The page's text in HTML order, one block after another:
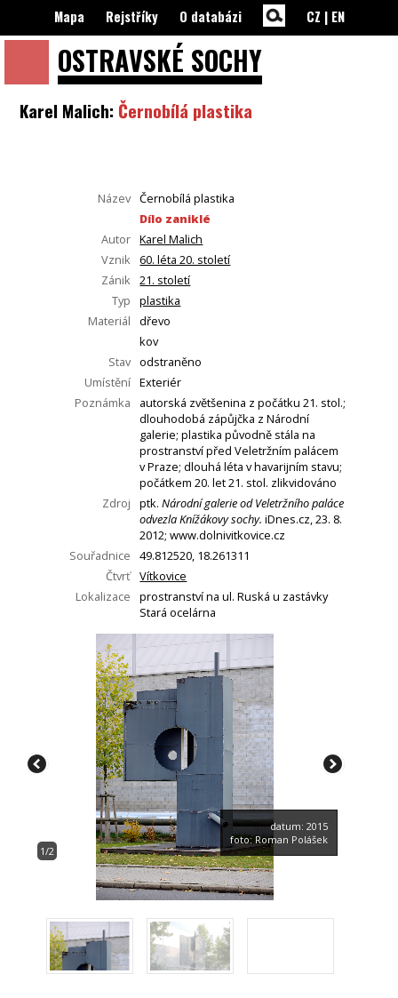
OSTRAVSKÉ SOCHY
Mapa Rejstříky O databázi CZ | EN
Karel Malich: Černobílá plastika
Název Černobílá plastika
Dílo zaniklé
Autor Karel Malich
Vznik
60. léta 20. století
Zánik 21. století
Typ
plastika
Materiál
dřevo
kov
Stav odstraněno
Umístění Exteriér
Poznámka
autorská zvětšenina z počátku 21. stol.;
dlouhodobá zápůjčka z Národní
galerie; plastika původně stála na
prostranství před Veletržním palácem
v Praze; dlouhá léta v havarijním stavu;
počátkem 20. let 21. stol. zlikvidováno
Zdroj
ptk.Národní galerie od Veletržního paláce
odvezla Knížákovy sochy. iDnes.cz, 23. 8.
2012; www.dolnivitkovice.cz
Souřadnice
49.812520, 18.261311
Čtvrť Vítkovice
Lokalizace
prostranství na ul. Ruská u zastávky
Stará ocelárna
1/2
datum: 2015
foto: Roman Polášek